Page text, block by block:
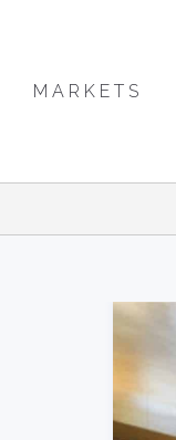
MARKETS